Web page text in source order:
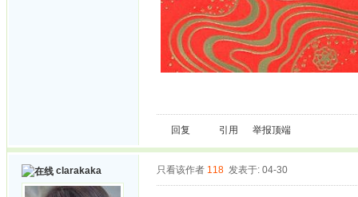
回复 引用 举报顶端
clarakaka 只看该作者 118 发表于: 04-30